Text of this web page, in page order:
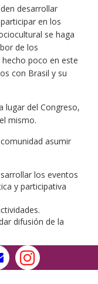
desarrollar
en los
se haga
de los
poco en este
con Brasil y su
lugar del Congreso,
mismo.
asumir
los eventos
y participativa
difusión de la